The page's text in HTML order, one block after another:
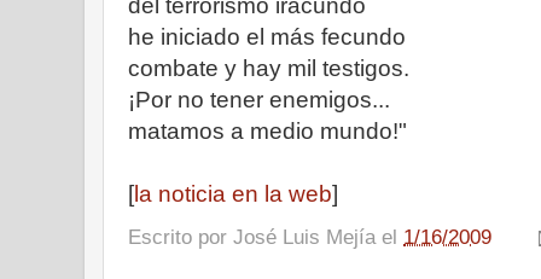
del terrorismo iracundo
he iniciado el más fecundo
combate y hay mil testigos.
¡Por no tener enemigos...
matamos a medio mundo!"
[la noticia en la web]
Escrito por José Luis Mejía el 1/16/2009